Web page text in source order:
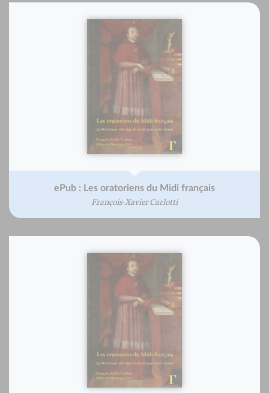
ePub : Les oratoriens du Midi français
François-Xavier Carlotti